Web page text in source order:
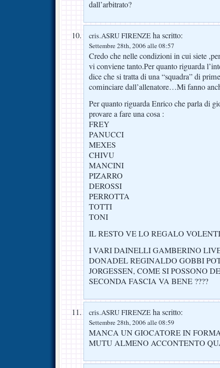
dall’arbitrato?
cris.ASRU FIRENZE ha scritto:
Settembre 28th, 2006 alle 08:57
Credo che nelle condizioni in cui siete
vi conviene tanto.Per quanto riguarda
dice che si tratta di una “squadra” di
cominciare dall’allenatore…Mi fanno
Per quanto riguarda Enrico che parla di
provare a fare una cosa :
FREY
PANUCCI
MEXES
CHIVU
MANCINI
PIZARRO
DEROSSI
PERROTTA
TOTTI
TONI
IL RESTO VE LO REGALO
I VARI DAINELLI GAMBERINO
DONADEL REGINALDO GOBBI
JORGESSEN, COME SI POSSONO
SECONDA FASCIA VA BENE ????
cris.ASRU FIRENZE ha scritto:
Settembre 28th, 2006 alle 08:59
MANCA UN GIOCATORE IN
MUTU ALMENO ACCONTENTO